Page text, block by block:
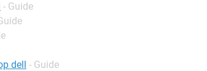
- Guide
dell - Guide